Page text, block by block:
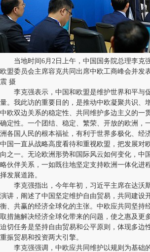
当地时间6月2日上午，中国国务院总理李克
欧盟委员会主席容克共同出席中欧工商峰会并发
震 摄
李克强表示，中国和欧盟是维护世界和平与
量。我此访的重要目的，是推动中欧凝聚共识、
中欧双边关系的稳定性、共同维护多边主义的一
确定性。一个团结、稳定、繁荣、开放的欧洲，
洲各国人民的根本福祉，有利于世界多极化、经
中国一直从战略高度看待和重视欧盟，把发展对
向之一。无论欧洲形势和国际风云如何变化，中
略伙伴关系，一如既往地坚定支持欧洲一体化进
择发展道路。
李克强指出，今年年初，习近平主席在达沃
演讲，阐述了中国坚定维护自由贸易，共同建设
衡、共赢的经济全球化的主张。中欧应共同坚持
取措施解决经济全球化带来的问题，使之惠及更
迫切任务是坚持自由贸易和公平原则，体现多边
重振贸易和投资两大引擎。
李克强强调，中欧应共同维护以规则为基础